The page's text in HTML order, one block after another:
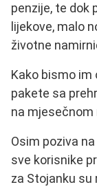
penzije, te dok
lijekove, malo
životne
Kako bismo im
pakete sa
na mjesečnom
Osim poziva
sve korisnike
za Stojanku su